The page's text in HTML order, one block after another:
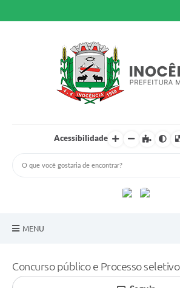
Acessibilidade
MENU
Poder Executivo
Concurso público e Processo seletivo